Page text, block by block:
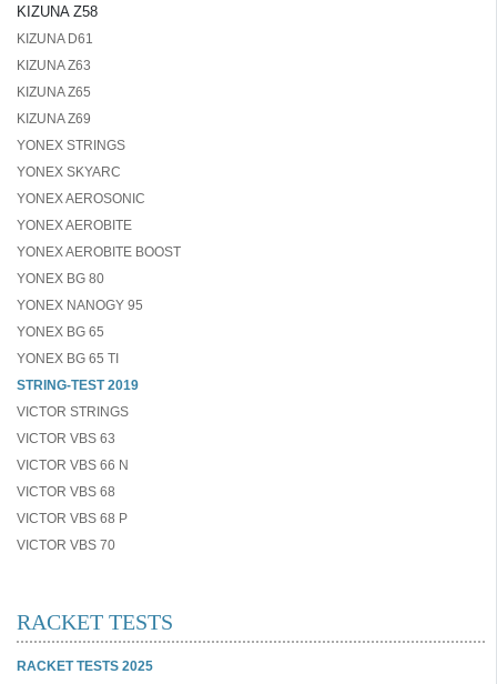
KIZUNA Z58
KIZUNA D61
KIZUNA Z63
KIZUNA Z65
KIZUNA Z69
YONEX STRINGS
YONEX SKYARC
YONEX AEROSONIC
YONEX AEROBITE
YONEX AEROBITE BOOST
YONEX BG 80
YONEX NANOGY 95
YONEX BG 65
YONEX BG 65 TI
STRING-TEST 2019
VICTOR STRINGS
VICTOR VBS 63
VICTOR VBS 66 N
VICTOR VBS 68
VICTOR VBS 68 P
VICTOR VBS 70
RACKET TESTS
RACKET TESTS 2025